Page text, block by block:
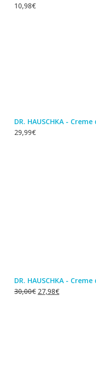
10,98€
DR. HAUSCHKA -
29,99€
DR. HAUSCHKA -
30,00€ O
27,98€O